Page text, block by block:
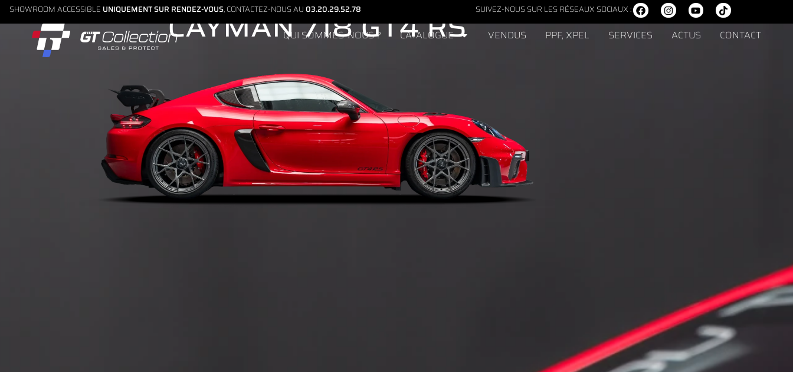
SHOWROOM ACCESSIBLE UNIQUEMENT SUR RENDEZ-VOUS, CONTACTEZ-NOUS AU03.20.29.52.78 SUIVEZ-NOUS SUR LES RÉSEAUX SOCIAUX :
QUI SOMMES-NOUS ? CATALOGUE VENDUS PPF, XPEL SERVICES ACTUS CONTACT
PORSCHE
CAYMAN 718 GT4 RS